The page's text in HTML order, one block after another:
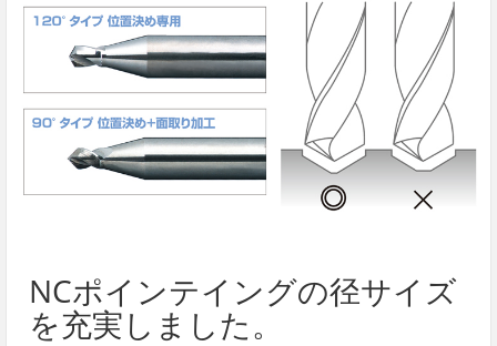
NCポインテイングの径サイズ
を充実しました。